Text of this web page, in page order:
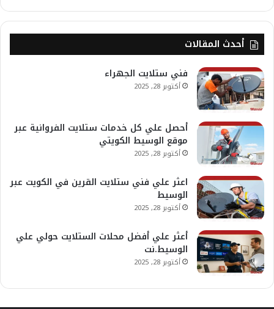
أحدث المقالات
فني ستلايت الجهراء
أكتوبر 28, 2025
أحصل علي كل خدمات ستلايت الفروانية عبر
موقع الوسيط الكويتي
أكتوبر 28, 2025
اعثر علي فني ستلايت القرين في الكويت عبر
الوسيط
أكتوبر 28, 2025
أعثر علي أفضل محلات الستلايت حولي علي
الوسيط.نت
أكتوبر 28, 2025